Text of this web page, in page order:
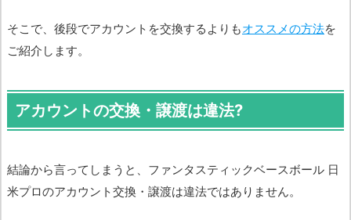
そこで、後段でアカウントを交換するよりもオススメの方法を
ご紹介します。
アカウントの交換・譲渡は違法?
結論から言ってしまうと、ファンタスティックベースボール 日
米プロのアカウント交換・譲渡は違法ではありません。